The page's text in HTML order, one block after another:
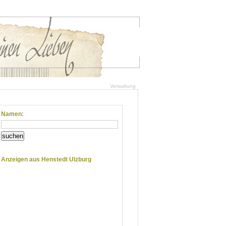
Verwaltung
Namen:
suchen
Anzeigen aus Henstedt Ulzburg